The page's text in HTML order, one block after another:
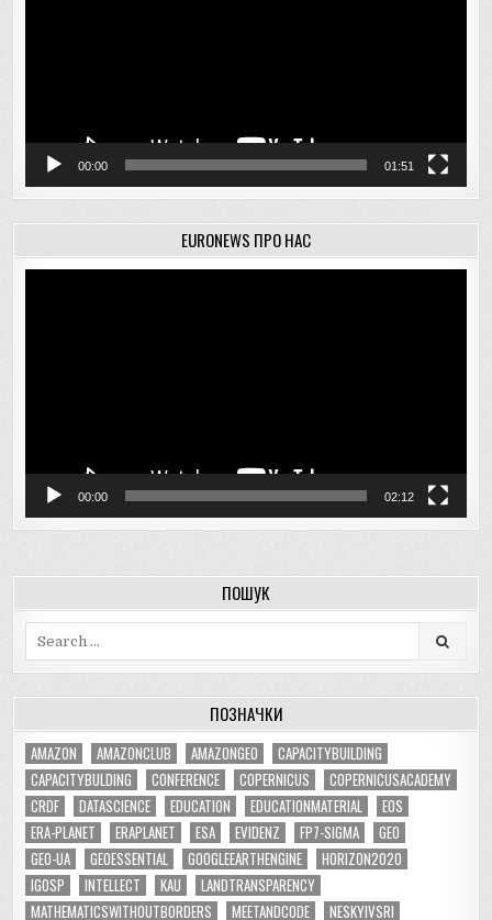
00:00 01:51
EURONEWS ПРО НАС
00:00 02:12
ПОШУК
ПОЗНАЧКИ
AMAZON AMAZONCLUB AMAZONGEO
CAPACITYBUILDING
CAPACITYBULDING
CONFERENCE COPERNICUS
COPERNICUSACADEMY
CRDF
DATASCIENCE EDUCATION EDUCATIONMATERIAL
EOS
ERA-PLANET
ERAPLANET ESA EVIDENZ FP7-SIGMA
GEO
GEO-UA
GEOESSENTIAL GOOGLEEARTHENGINE
HORIZON2020
IGOSP
INTELLECT KAU
LANDTRANSPARENCY
MATHEMATICSWITHOUTBORDERS
MEETANDCODE NESKYIVSRI